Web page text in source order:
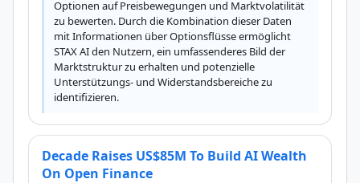
Optionen auf Preisbewegungen und Marktvolatilität
zu bewerten. Durch die Kombination dieser Daten
mit Informationen über Optionsflüsse ermöglicht
STAX AI den Nutzern, ein umfassenderes Bild der
Marktstruktur zu erhalten und potenzielle
Unterstützungs- und Widerstandsbereiche zu
identifizieren.
Decade Raises US$85M To Build AI Wealth
On Open Finance